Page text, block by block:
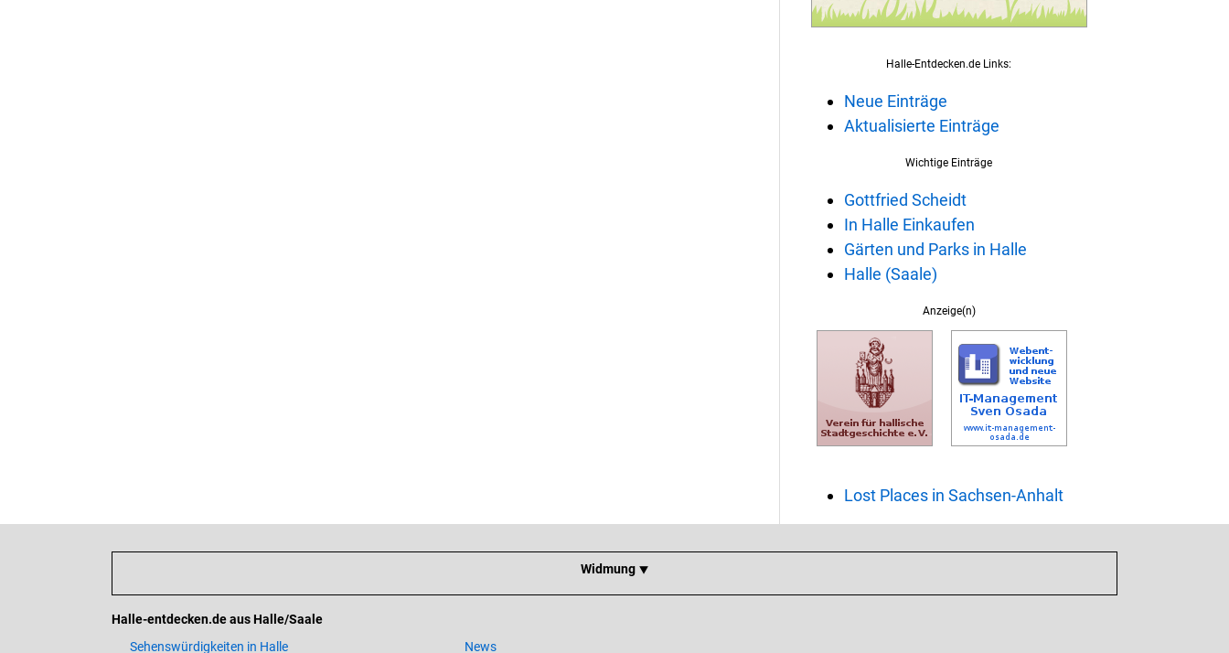
Halle-Entdecken.de Links:
Neue Einträge
Aktualisierte Einträge
Wichtige Einträge
Gottfried Scheidt
In Halle Einkaufen
Gärten und Parks in Halle
Halle (Saale)
Anzeige(n)
Lost Places in Sachsen-Anhalt
Widmung ⯆
Halle-entdecken.de aus Halle/Saale
Sehenswürdigkeiten in Halle
News